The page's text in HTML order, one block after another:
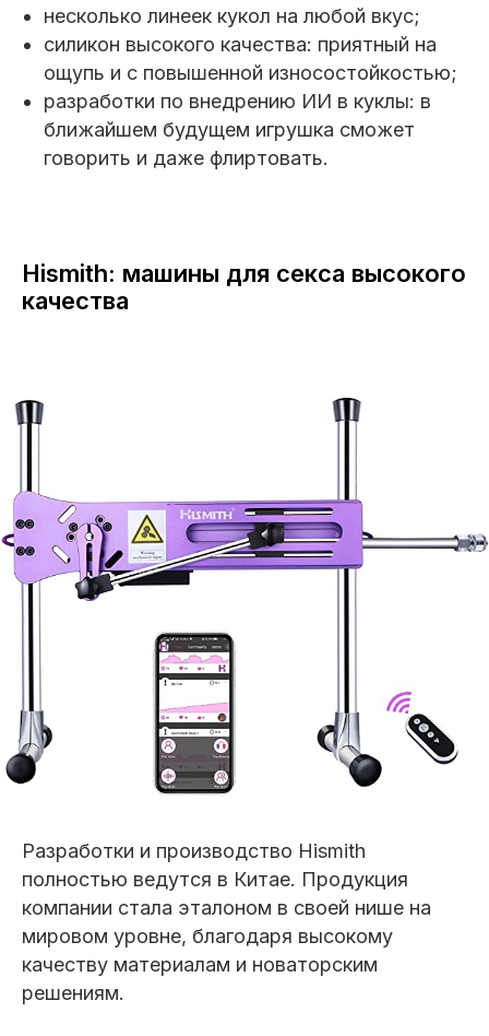
несколько линеек кукол на любой вкус;
силикон высокого качества: приятный на
ощупь и с повышенной износостойкостью;
разработки по внедрению ИИ в куклы: в
ближайшем будущем игрушка сможет
говорить и даже флиртовать.
Hismith: машины для секса высокого
качества
Разработки и производство Hismith
полностью ведутся в Китае. Продукция
компании стала эталоном в своей нише на
мировом уровне, благодаря высокому
качеству материалам и новаторским
решениям.